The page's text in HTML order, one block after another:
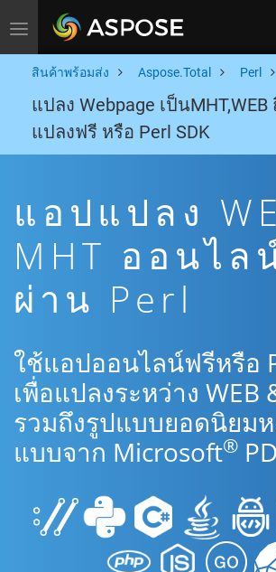
Toggle navigation
สินค้าพร้อมส่ง Aspose.Total Perl
แปลง Webpage เป็นMHT,WEB
แปลงฟรี หรือ Perl SDK
แอปแปลง
MHT ออนไล
ผ่าน Perl
ใช้แอปออนไลน์ฟรีหรือ
เพื่อแปลงระหว่าง WEB
รวมถึงรูปแบบยอดนิยม
แบบจาก Microsoft®